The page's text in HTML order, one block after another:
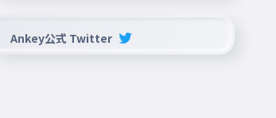
Ankey公式 Twitter